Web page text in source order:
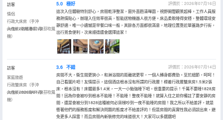
訪客
情侶
行政大床房（手沖
coffee+助眠香氛+徠芬吹風
機）
入住於2026年07月
5.0 極好
評價於：2026年07月16日
這次入住體驗特別舒心，房間乾淨整潔，窗外直麪清暉園，視野開闊觀景超棒。工作人員服
務熱情貼心，辦理入住效率很高，智能送物機器人很方便。床品柔軟睡得安穩，整體環境安
靜舒適。唯一小遺憾是早餐口味一般，其餘各方面都很滿意，地理位置靠近華蓋路步行街，
出行覓食便利，次來順德還會選擇這家！
訪客
家庭旅遊
行政雙床房（手沖
coffee+miniBAR+徠芬吹風
機）
入住於2026年07月
3.6 不錯
評價於：2026年07月14日
房間不大，衞生間更狹小，和淋浴間的距離就更窄，一個人轉身都費勁。至於細節，呵呵！
自己看圖片吧！友情提示，這個酒店根本沒有所謂的行政層！標着行政層雙床房1.5米2張
床，根本沒有！床體最多1.4米，一大一小勉強睡下吧。很重要的提示！千萬不要睡1828房
間！因為你會被吵到根本不能睡！不能睡！整夜不能睡！就算入住之前你備註了要安靜的房
間，還是會被分到1828這種被何必貨梯吵到一夜不能睡的房間！我之所以不給差評，就是
衝著他們的服務態度和解決問題的態度才不給差評的！但是房間的真實性我必須説出來，避
免更多人踩雷！而且房間內新裝修完的味道很大！大家可以多選選吧